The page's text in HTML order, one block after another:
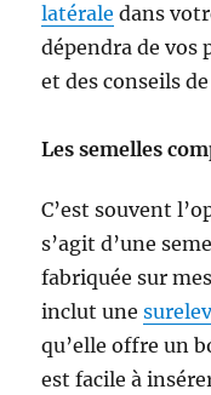
latérale dans
dépendra de vos
et des conseils
Les semelles
C’est souvent
s’agit d’une
fabriquée sur
inclut une
qu’elle offre un
est facile à